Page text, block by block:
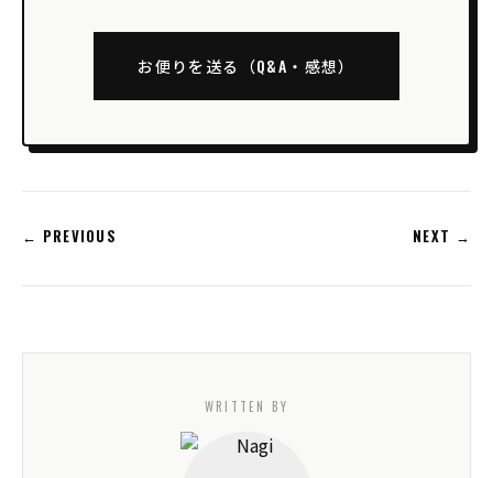
お便りを送る（Q&A・感想）
← PREVIOUS NEXT →
WRITTEN BY